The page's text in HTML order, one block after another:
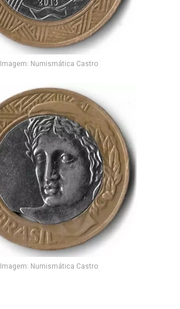
Imagem: Numismática Castro
Imagem: Numismática Castro